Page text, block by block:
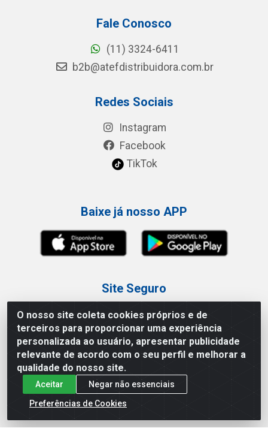
O nosso site coleta cookies próprios e de
terceiros para proporcionar uma experiência
personalizada ao usuário, apresentar publicidade
relevante de acordo com o seu perfil e melhorar a
qualidade do nosso site.
Aceitar
Negar não essenciais
Preferências de Cookies
Fale Conosco
(11) 3324-6411
b2b@atefdistribuidora.com.br
Redes Sociais
Instagram
Facebook
TikTok
Baixe já nosso APP
Site Seguro
Loja / Showroom
Tel.: (11) 3227-0546
Av Vautier, 587/597 - Pari - São Paulo/SP